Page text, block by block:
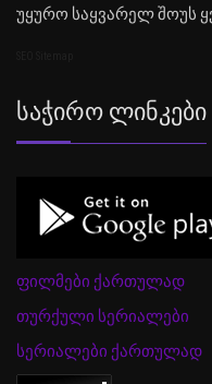
უყურო საყვარელ შოუს
Საჭირო Ლინკები
ფილმები ქართულად
თურქული სერიალები
სერიალები ქართულად